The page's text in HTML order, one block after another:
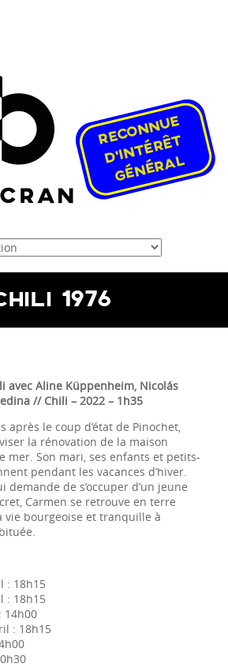
1976
avec Aline Küppenheim, Nicolás
// Chili – 2022 – 1h35
après le coup d’état de Pinochet,
la rénovation de la maison
mer. Son mari, ses enfants et petits-
pendant les vacances d’hiver.
demande de s’occuper d’un jeune
Carmen se retrouve en terre
vie bourgeoise et tranquille à
: 18h15
: 18h15
14h00
: 18h15